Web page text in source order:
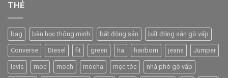
THẺ
bag bàn học thông minh bất động sản bất động sản gò vấp
Converse Diesel fit green ha hairborn jeans Jumper
levis moc moch mocha mọc tóc nhà phó gò vấp